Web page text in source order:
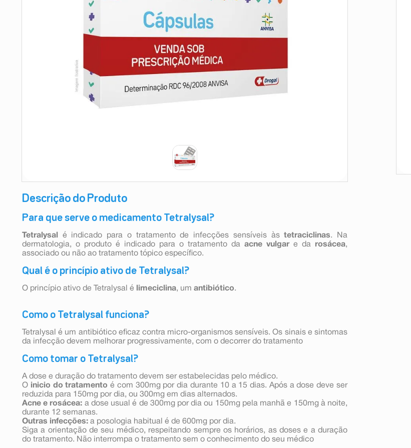
Descrição do Produto
Para que serve o medicamento Tetralysal?
Tetralysal é indicado para o tratamento de infecções sensíveis àstetraciclinas. Na
dermatologia, o produto é indicado para o tratamento da acne vulgare da rosácea,
associado ou não ao tratamento tópico específico.
Qual é o princípio ativo de Tetralysal?
O princípio ativo de Tetralysal é limeciclina, um antibiótico.
Como o Tetralysal funciona?
Tetralysal é um antibiótico eficaz contra micro-organismos sensíveis. Os sinais e sintomas
da infecção devem melhorar progressivamente, com o decorrer do tratamento
Como tomar o Tetralysal?
A dose e duração do tratamento devem ser estabelecidas pelo médico.
O inicio do tratamentoé com 300mg por dia durante 10 a 15 dias. Após a dose deve ser
reduzida para 150mg por dia, ou 300mg em dias alternados.
Acne e rosácea: a dose usual é de 300mg por dia ou 150mg pela manhã e 150mg à noite,
durante 12 semanas.
Outras infecções: a posologia habitual é de 600mg por dia.
Siga a orientação de seu médico, respeitando sempre os horários, as doses e a duração
do tratamento. Não interrompa o tratamento sem o conhecimento do seu médico
shampoo